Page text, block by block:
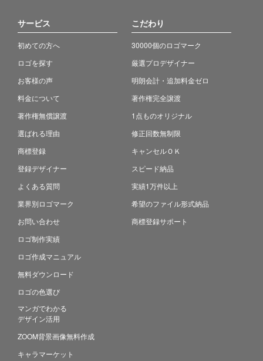
サービス
初めての方へ
ロゴを探す
お客様の声
料金について
著作権無償譲渡
選ばれる理由
商標登録
登録デザイナー
よくある質問
業界別ロゴマーク
お問い合わせ
ロゴ制作実績
ロゴ作成マニュアル
無料ダウンロード
ロゴの色選び
マンガでわかる
デザイン活用
ZOOM背景画像無料作成
キャラマーケット
こだわり
30000個のロゴマーク
厳選プロデザイナー
明朗会計・追加料金ゼロ
著作権完全譲渡
1点ものオリジナル
修正回数無制限
キャンセルＯＫ
スピード納品
実績1万件以上
希望のファイル形式納品
商標登録サポート